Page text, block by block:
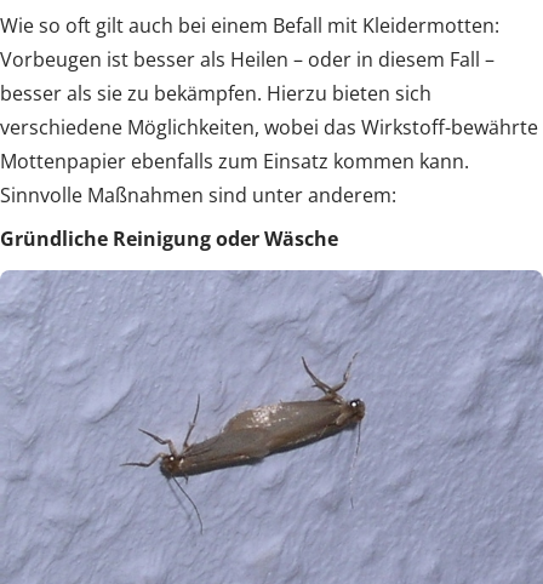
Wie so oft gilt auch bei einem Befall mit Kleidermotten:
Vorbeugen ist besser als Heilen – oder in diesem Fall –
besser als sie zu bekämpfen. Hierzu bieten sich
verschiedene Möglichkeiten, wobei das Wirkstoff-bewährte
Mottenpapier ebenfalls zum Einsatz kommen kann.
Sinnvolle Maßnahmen sind unter anderem:
Gründliche Reinigung oder Wäsche